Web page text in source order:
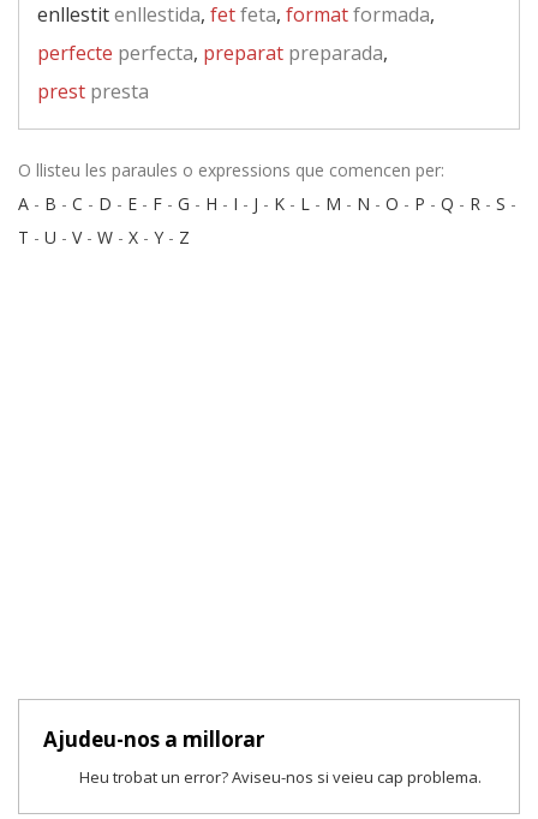
enllestitenllestida, fetfeta, formatformada,
perfecte perfecta, preparat preparada,
prest presta
O llisteu les paraules o expressions que comencen per:
A - B - C - D - E - F - G - H - I - J - K - L - M - N - O - P - Q - R - S -
T - U - V- W - X - Y - Z
Ajudeu-nos a millorar
Heu trobat un error? Aviseu-nos si veieu cap problema.